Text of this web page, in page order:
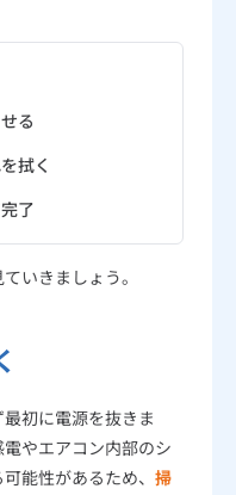
る
拭く
了
いきましょう。
初に電源を抜きま
やエアコン内部のシ
能性があるため、 掃